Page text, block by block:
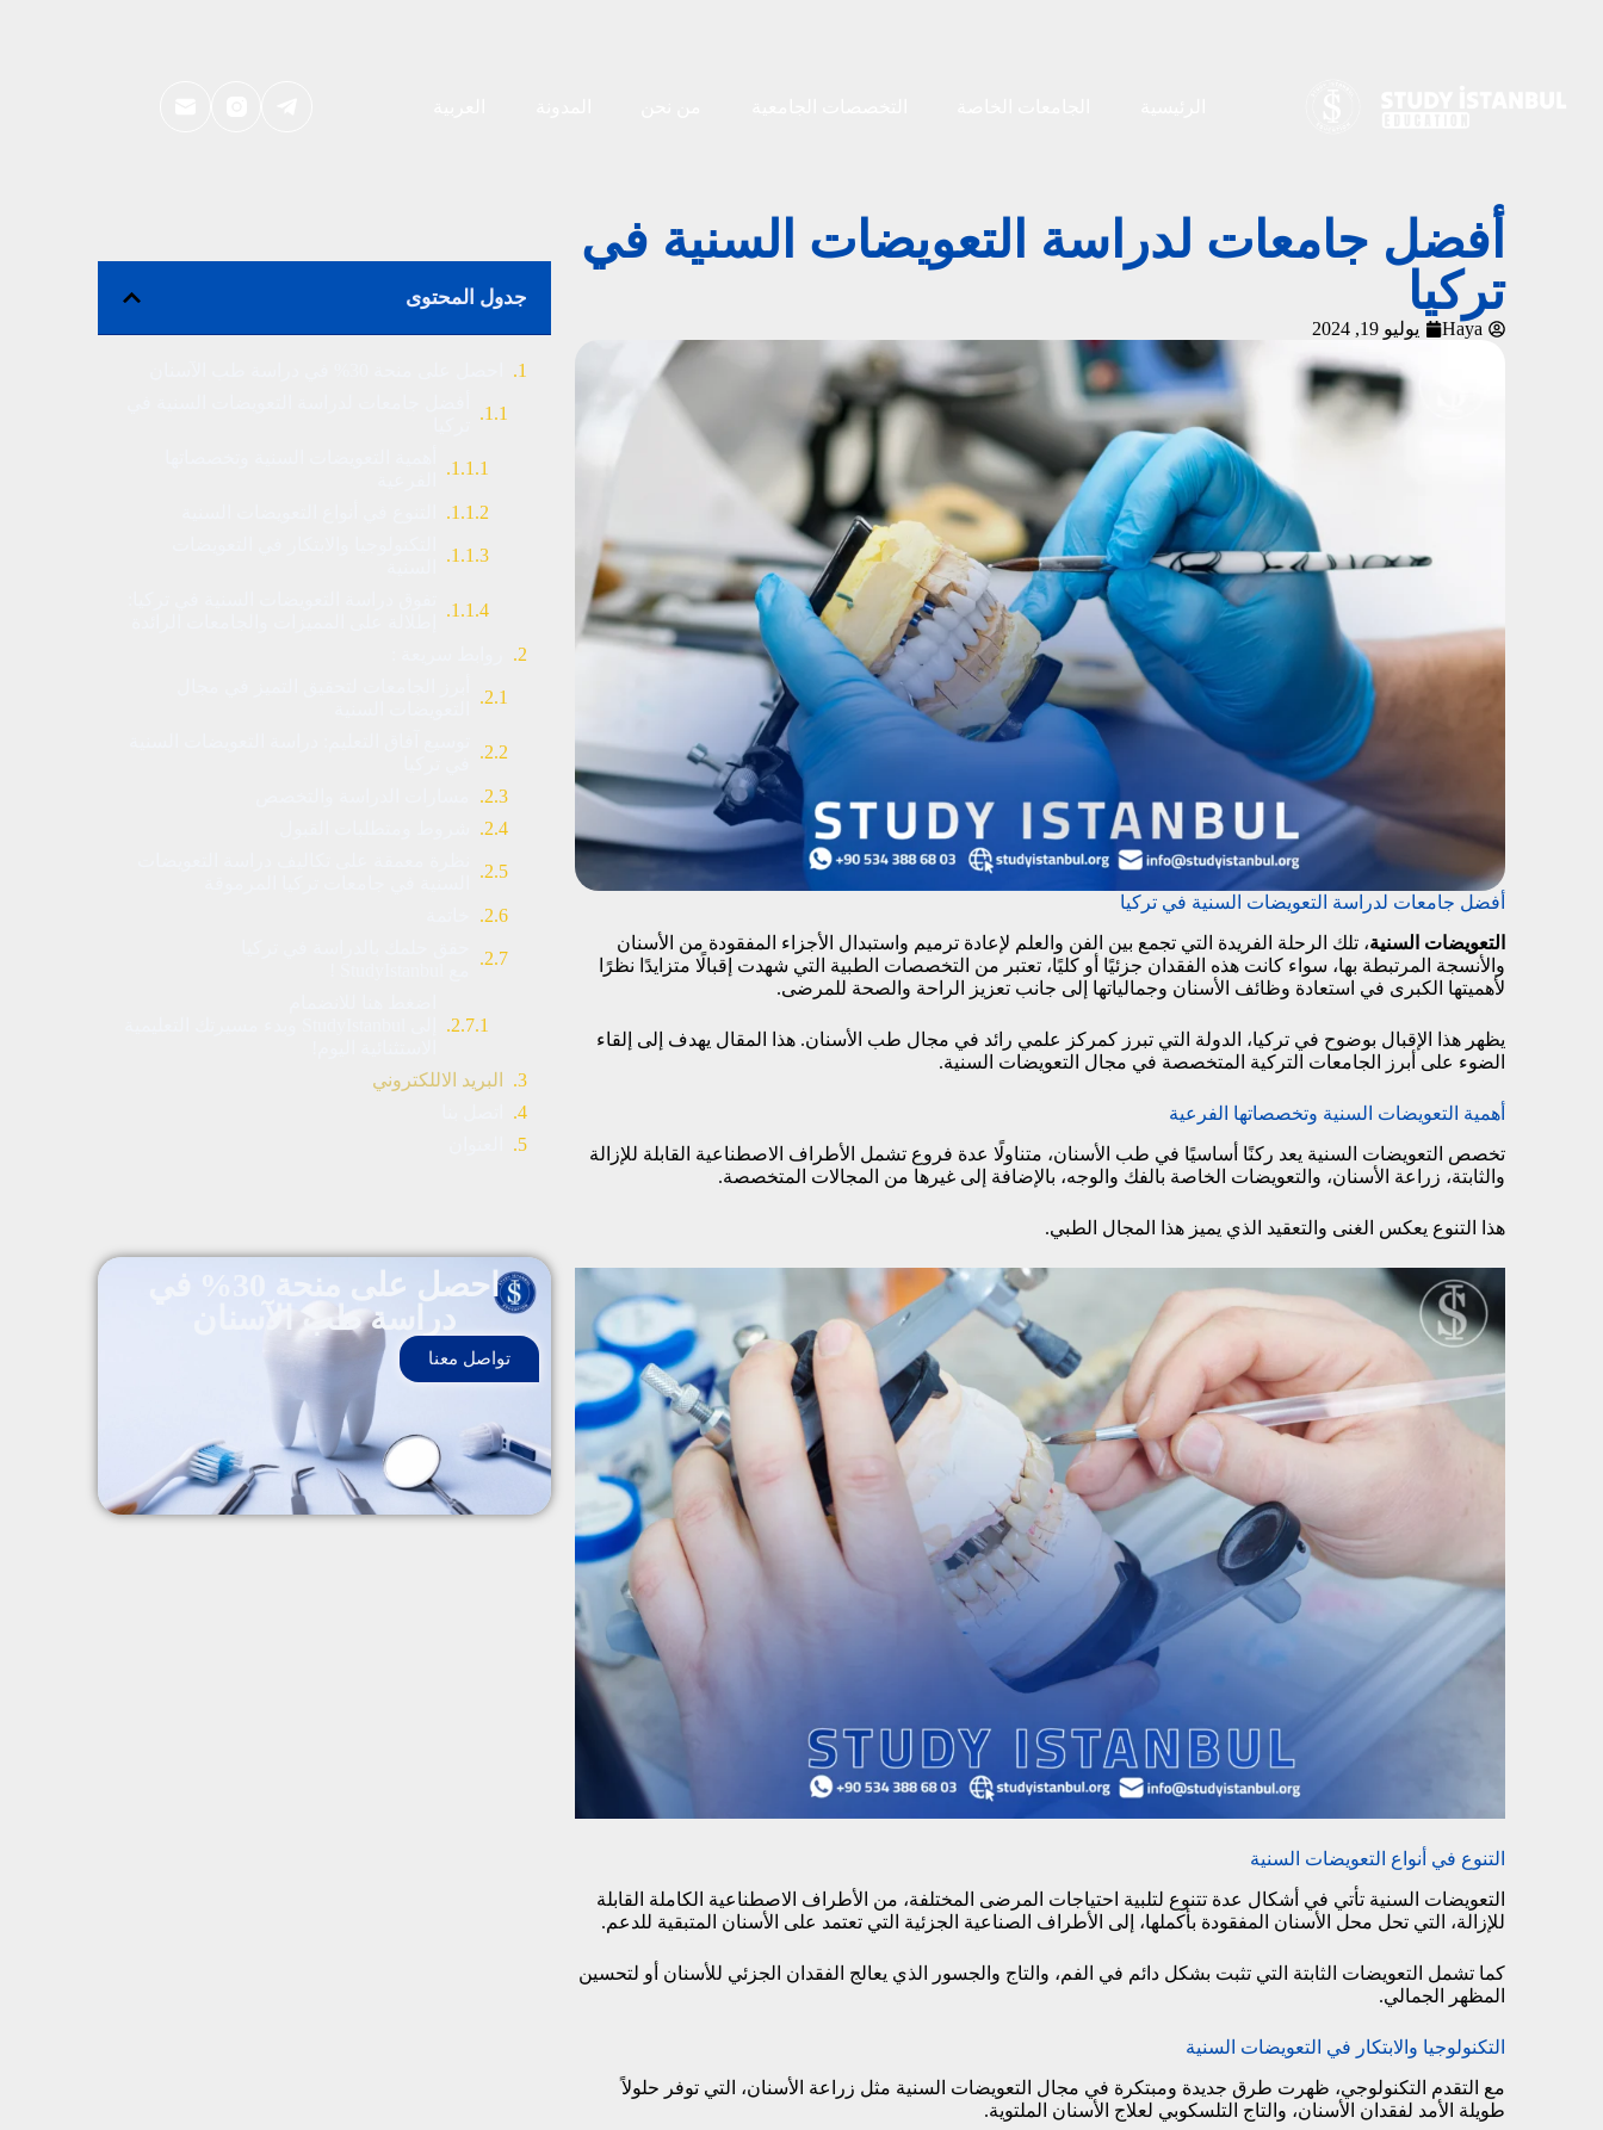
جدول المحتوى
البريد الاللكتروني
دراسة طب الآسنان
تواصل معنا
أفضل جامعات لدراسة التعويضات السنية في
تركيا
Haya يوليو 19, 2024
أفضل جامعات لدراسة التعويضات السنية في تركيا
التعويضات السنية، تلك الرحلة الفريدة التي تجمع بين الفن والعلم لإعادة ترميم واستبدال الأجزاء المفقودة من الأسنان
والأنسجة المرتبطة بها، سواء كانت هذه الفقدان جزئيًا أو كليًا، تعتبر من التخصصات الطبية التي شهدت إقبالًا متزايدًا نظرًا
لأهميتها الكبرى في استعادة وظائف الأسنان وجمالياتها إلى جانب تعزيز الراحة والصحة للمرضى.
يظهر هذا الإقبال بوضوح في تركيا، الدولة التي تبرز كمركز علمي رائد في مجال طب الأسنان. هذا المقال يهدف إلى إلقاء
الضوء على أبرز الجامعات التركية المتخصصة في مجال التعويضات السنية.
أهمية التعويضات السنية وتخصصاتها الفرعية
تخصص التعويضات السنية يعد ركنًا أساسيًا في طب الأسنان، متناولًا عدة فروع تشمل الأطراف الاصطناعية القابلة للإزالة
والثابتة، زراعة الأسنان، والتعويضات الخاصة بالفك والوجه، بالإضافة إلى غيرها من المجالات المتخصصة.
هذا التنوع يعكس الغنى والتعقيد الذي يميز هذا المجال الطبي.
التنوع في أنواع التعويضات السنية
التعويضات السنية تأتي في أشكال عدة تتنوع لتلبية احتياجات المرضى المختلفة، من الأطراف الاصطناعية الكاملة القابلة
للإزالة، التي تحل محل الأسنان المفقودة بأكملها، إلى الأطراف الصناعية الجزئية التي تعتمد على الأسنان المتبقية للدعم.
كما تشمل التعويضات الثابتة التي تثبت بشكل دائم في الفم، والتاج والجسور الذي يعالج الفقدان الجزئي للأسنان أو لتحسين
المظهر الجمالي.
التكنولوجيا والابتكار في التعويضات السنية
مع التقدم التكنولوجي، ظهرت طرق جديدة ومبتكرة في مجال التعويضات السنية مثل زراعة الأسنان، التي توفر حلولاً
طويلة الأمد لفقدان الأسنان، والتاج التلسكوبي لعلاج الأسنان الملتوية.